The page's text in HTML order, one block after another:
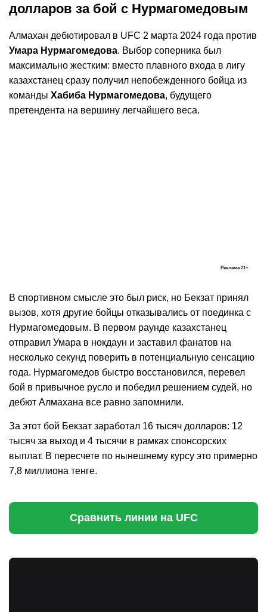
долларов за бой с Нурмагомедовым
Алмахан дебютировал в UFC 2 марта 2024 года против
Умара Нурмагомедова. Выбор соперника был
максимально жестким: вместо плавного входа в лигу
казахстанец сразу получил непобежденного бойца из
команды Хабиба Нурмагомедова, будущего
претендента на вершину легчайшего веса.
Реклама 21+
В спортивном смысле это был риск, но Бекзат принял
вызов, хотя другие бойцы отказывались от поединка с
Нурмагомедовым. В первом раунде казахстанец
отправил Умара в нокдаун и заставил фанатов на
несколько секунд поверить в потенциальную сенсацию
года. Нурмагомедов быстро восстановился, перевел
бой в привычное русло и победил решением судей, но
дебют Алмахана все равно запомнили.
За этот бой Бекзат заработал 16 тысяч долларов: 12
тысяч за выход и 4 тысячи в рамках спонсорских
выплат. В пересчете по нынешнему курсу это примерно
7,8 миллиона тенге.
Сравнить линии на UFC